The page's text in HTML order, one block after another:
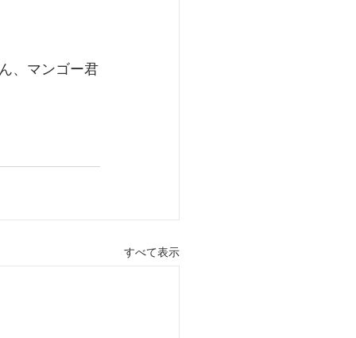
、マンゴー君
すべて表示